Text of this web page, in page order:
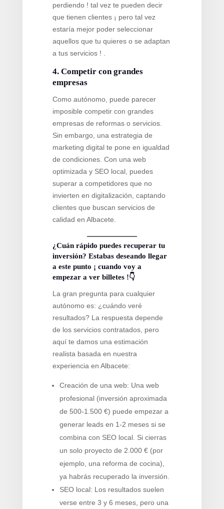
perdiendo ! tal vez te pueden decir
que tienen clientes ¡ pero tal vez
estaría mejor poder seleccionar
aquellos que tu quieres o se adaptan
a tus servicios ! .
4. Competir con grandes
empresas
Como autónomo, puede parecer
imposible competir con grandes
empresas de reformas o servicios.
Sin embargo, una estrategia de
marketing digital te pone en igualdad
de condiciones. Con una web
optimizada y SEO local, puedes
superar a competidores que no
invierten en digitalización, captando
clientes que buscan servicios de
calidad en Albacete.
¿Cuán rápido puedes recuperar tu
inversión? Estabas deseando llegar
a este punto ¡ cuando voy a
empezar a ver billetes !👇
La gran pregunta para cualquier
autónomo es: ¿cuándo veré
resultados? La respuesta depende
de los servicios contratados, pero
aquí te damos una estimación
realista basada en nuestra
experiencia en Albacete:
Creación de una web: Una web
profesional (inversión aproximada
de 500-1.500 €) puede empezar a
generar leads en 1-2 meses si se
combina con SEO local. Si cierras
un solo proyecto de 2.000 € (por
ejemplo, una reforma de cocina),
ya habrás recuperado la inversión.
SEO local: Los resultados suelen
verse entre 3 y 6 meses, pero una